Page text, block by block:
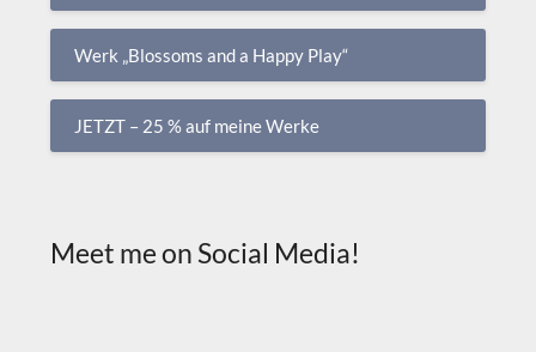
Werk „Blossoms and a Happy Play“
JETZT – 25 % auf meine Werke
Meet me on Social Media!